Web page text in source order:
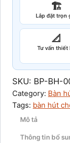
🏗️
Lắp đặt trọn
📐
Tư vấn thiết
SKU: BP-BH-
Category: Bàn
Tags: bàn hút
Mô tả
Thông tin bổ